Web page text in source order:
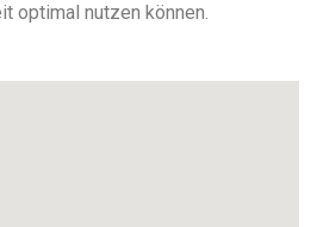
optimal nutzen können.